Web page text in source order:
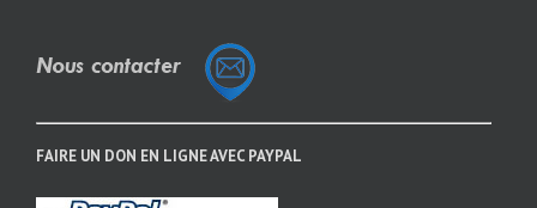
FAIRE UN DON EN LIGNE AVEC PAYPAL